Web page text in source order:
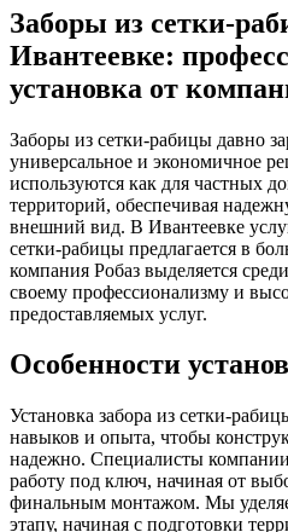
Заборы из сетки-
Ивантеевке:
установка от
Заборы из сетки-рабицы давно
универсальное и экономичное
используются как для частных
территорий, обеспечивая
внешний вид. В Ивантеевке
сетки-рабицы предлагается в
компания Робаз выделяется
своему профессионализму и
предоставляемых услуг.
Особенности
Установка забора из сетки-
навыков и опыта, чтобы
надежно. Специалисты
работу под ключ, начиная от
финальным монтажом. Мы
этапу, начиная с подготовки